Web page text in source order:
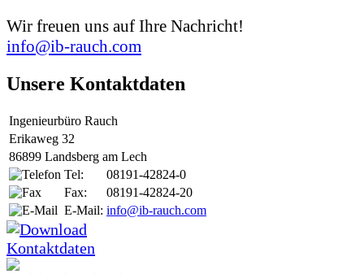
Wir freuen uns auf Ihre Nachricht!
info@ib-rauch.com
Unsere Kontaktdaten
Ingenieurbüro Rauch
Erikaweg 32
86899 Landsberg am Lech
Tel:
08191-42824-0
Fax:
08191-42824-20
E-Mail: info@ib-rauch.com